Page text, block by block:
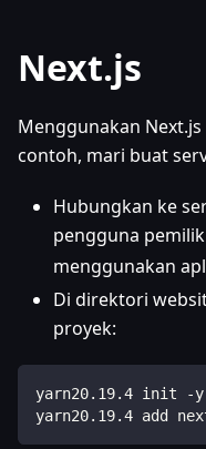
Next.js
Menggunakan
contoh, mari buat
Hubungkan ke
pengguna
menggunakan
Di direktori
proyek:
yarn20.19.4 init -y
yarn20.19.4 add